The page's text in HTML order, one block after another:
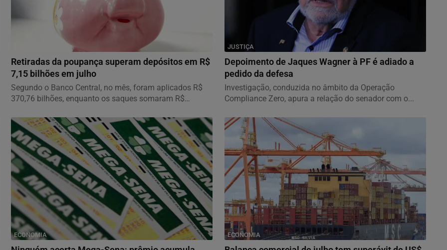
Retiradas da poupança superam depósitos em R$
7,15 bilhões em julho
Segundo o Banco Central, no mês, foram aplicados R$
370,76 bilhões, enquanto os saques somaram R$
JUSTIÇA
Depoimento de Jaques Wagner à PF é adiado a
pedido da defesa
Investigação, conduzida no âmbito da Operação
Compliance Zero, apura a relação do senador com o...
ECONOMIA ECONOMIA